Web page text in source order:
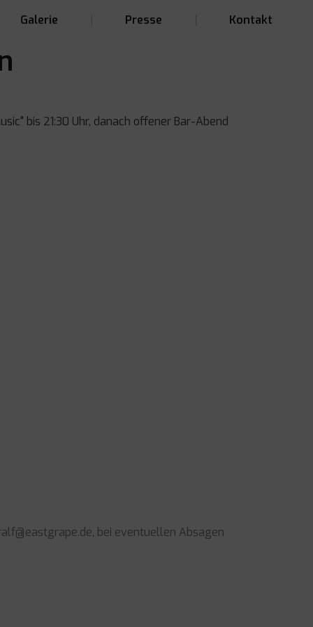
Galerie Presse Kontakt
bis 21:30 Uhr, danach offener Bar-Abend
bei eventuellen Absagen